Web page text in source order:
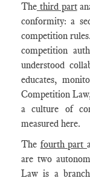
The third part
conformity: a
competition
competition
understood
educates,
Competition
a culture of
measured here.
The fourth part
are two
Law is a